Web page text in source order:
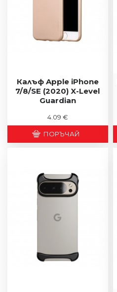
Калъф Apple iPhone
7/8/SE (2020) X-Level
Guardian
4.09 €
ПОРЪЧАЙ